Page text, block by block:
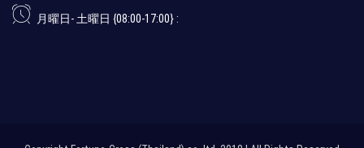
月曜日- 土曜日 {08:00-17:00} :